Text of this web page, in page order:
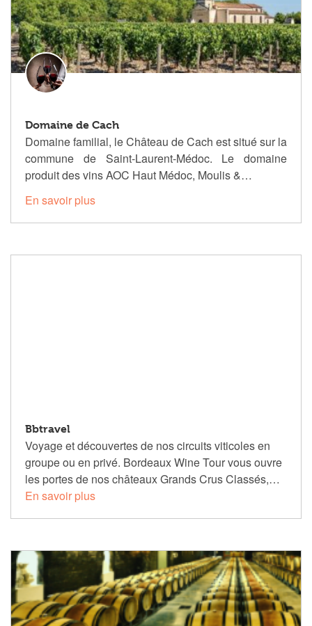
Domaine de Cach
Domaine familial, le Château de Cach est situé sur la
commune de Saint-Laurent-Médoc. Le domaine
produit des vins AOC Haut Médoc, Moulis &…
En savoir plus
Bbtravel
Voyage et découvertes de nos circuits viticoles en
groupe ou en privé. Bordeaux Wine Tour vous ouvre
les portes de nos châteaux Grands Crus Classés,…
En savoir plus